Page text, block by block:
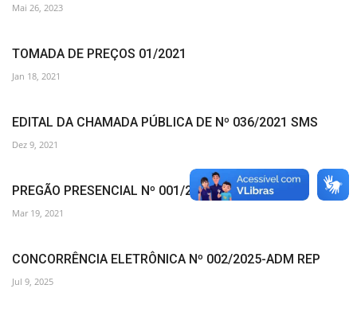
Mai 26, 2023
TOMADA DE PREÇOS 01/2021
Jan 18, 2021
EDITAL DA CHAMADA PÚBLICA DE Nº 036/2021 SMS
Dez 9, 2021
PREGÃO PRESENCIAL Nº 001/2021-SMS
Mar 19, 2021
CONCORRÊNCIA ELETRÔNICA Nº 002/2025-ADM REP
Jul 9, 2025